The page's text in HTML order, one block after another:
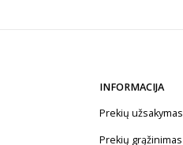
INFORMACIJA
Prekių užsakymas
Prekių grąžinimas